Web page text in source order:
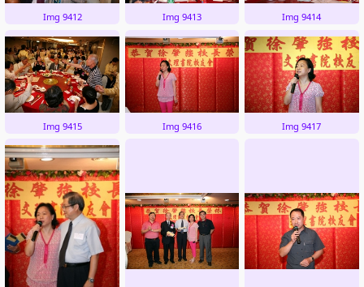
Img 9412 Img 9413 Img 9414
Img 9415 Img 9416 Img 9417